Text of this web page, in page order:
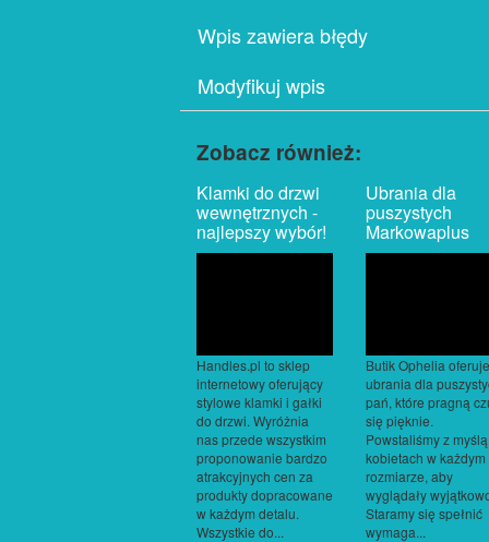
Wpis zawiera błędy
Modyfikuj wpis
Zobacz również:
Klamki do drzwi
wewnętrznych -
najlepszy wybór!
Handles.pl to sklep
internetowy oferujący
stylowe klamki i gałki
do drzwi. Wyróżnia
nas przede wszystkim
proponowanie bardzo
atrakcyjnych cen za
produkty dopracowane
w każdym detalu.
Wszystkie do...
Ubrania dla
puszystych
Markowaplus
Butik Ophelia oferuje
ubrania dla
pań, które pragną
się pięknie.
Powstaliśmy z
kobietach w każdym
rozmiarze, aby
wyglądały
Staramy się spełnić
wymaga...